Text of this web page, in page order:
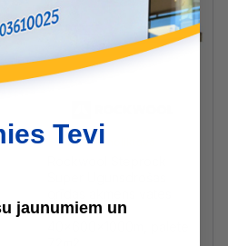
Ražotāja noliktavā
plāksnes
Tevi
jaunumiem un